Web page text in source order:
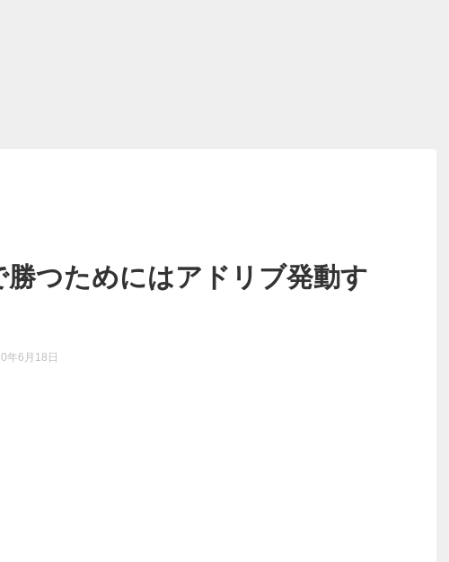
勝つためにはアドリブ発動す
年6月18日